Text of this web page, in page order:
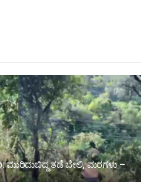
ಮುರಿದುಬಿದ್ದ ತಡೆ ಬೇಲಿ, ಮರಗಳು –